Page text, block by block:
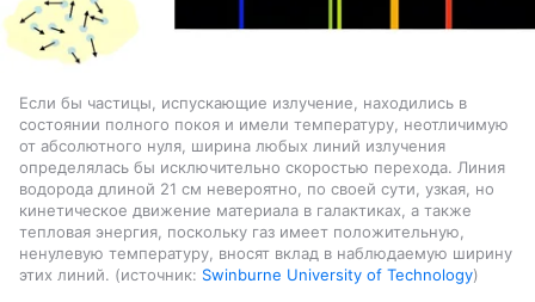
Если бы частицы, испускающие излучение, находились в
состоянии полного покоя и имели температуру, неотличимую
от абсолютного нуля, ширина любых линий излучения
определялась бы исключительно скоростью перехода. Линия
водорода длиной 21 см невероятно, по своей сути, узкая, но
кинетическое движение материала в галактиках, а также
тепловая энергия, поскольку газ имеет положительную,
ненулевую температуру, вносят вклад в наблюдаемую ширину
этих линий.
источник: Swinburne University of Technology